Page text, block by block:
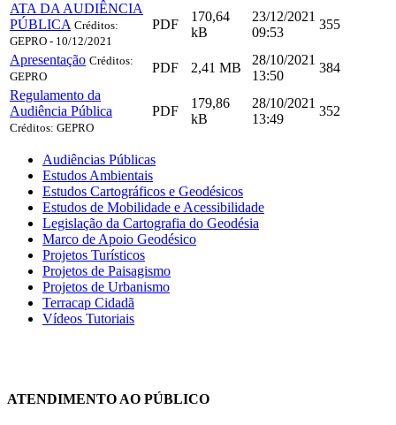
ATA DA AUDIÊNCIA
PÚBLICA Créditos:
GEPRO - 10/12/2021
PDF
170,64
kB
23/12/2021
09:53
355
Apresentação Créditos:
GEPRO
PDF 2,41 MB
28/10/2021
13:50
384
Regulamento da
Audiência Pública
Créditos: GEPRO
PDF
179,86
kB
28/10/2021
13:49
352
Audiências Públicas
Estudos Ambientais
Estudos Cartográficos e Geodésicos
Estudos de Mobilidade e Acessibilidade
Legislação da Cartografia do Geodésia
Marco de Apoio Geodésico
Projetos Turísticos
Projetos de Paisagismo
Projetos de Urbanismo
Terracap Cidadã
Vídeos Tutoriais
ATENDIMENTO AO PÚBLICO